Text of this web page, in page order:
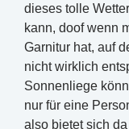
dieses tolle
kann, doof wenn
Garnitur hat, auf
nicht wirklich
Sonnenliege
nur für eine
also bietet sich